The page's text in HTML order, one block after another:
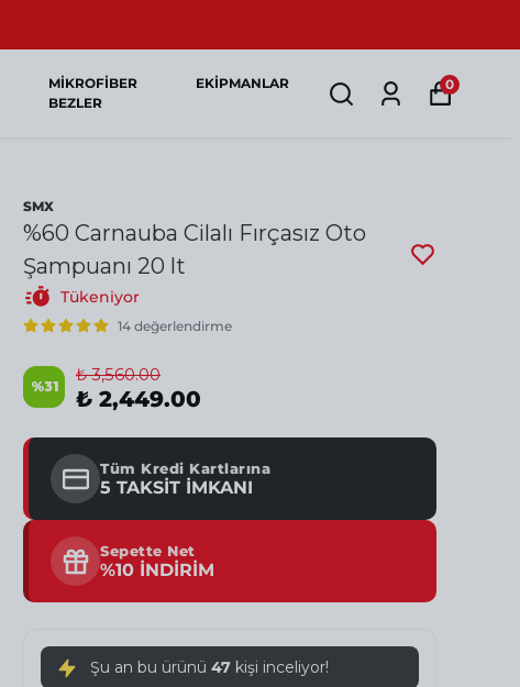
MİKROFİBER
BEZLER
EKİPMANLAR 0
SMX
%60 Carnauba Cilalı Fırçasız Oto
Şampuanı 20 lt
Tükeniyor
14 değerlendirme
%31
₺ 3,560.00
₺ 2,449.00
Tüm Kredi Kartlarına
5 TAKSİT İMKANI
Sepette Net
%10 İNDİRİM
Şu an bu ürünü 47 kişi inceliyor!